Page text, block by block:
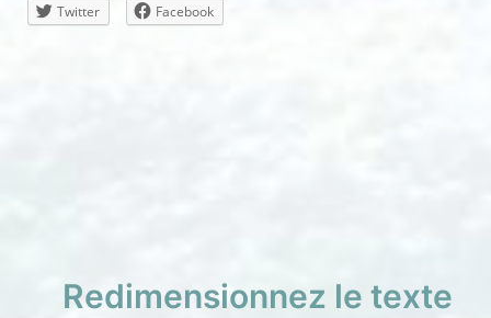
Twitter Facebook
Redimensionnez le texte